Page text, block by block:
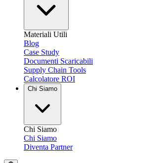
Materiali Utili
Blog
Case Study
Documenti Scaricabili
Supply Chain Tools
Calcolatore ROI
Chi Siamo
Chi Siamo
Chi Siamo
Diventa Partner